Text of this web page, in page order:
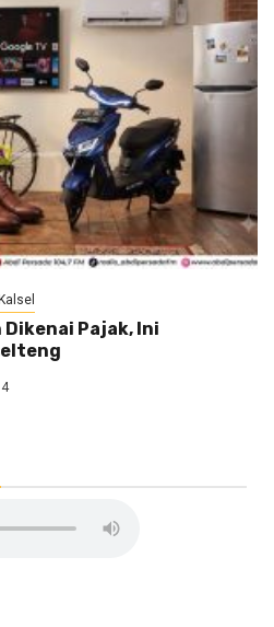
Pajak, Ini